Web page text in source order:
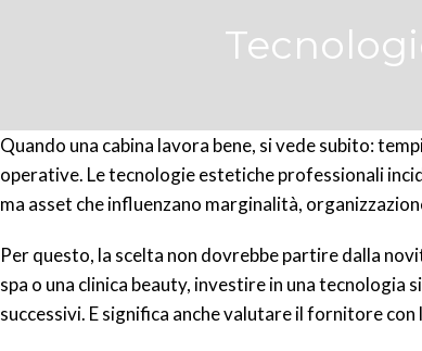
Quando una cabina lavora bene, si vede subito:
operative. Le tecnologie estetiche professionali
ma asset che influenzano marginalità,
Per questo, la scelta non dovrebbe partire dalla
spa o una clinica beauty, investire in una
successivi. E significa anche valutare il fornitore